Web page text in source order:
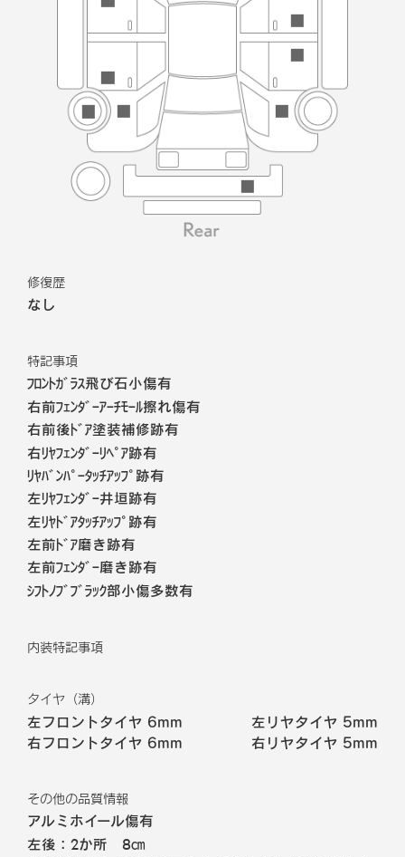
修復歴
なし
特記事項
ﾌﾛﾝﾄｶﾞﾗｽ飛び石小傷有
右前ﾌｪﾝﾀﾞｰｱｰﾁﾓｰﾙ擦れ傷有
右前後ﾄﾞｱ塗装補修跡有
右ﾘﾔﾌｪﾝﾀﾞｰﾘﾍﾟｱ跡有
ﾘﾔﾊﾞﾝﾊﾟｰﾀｯﾁｱｯﾌﾟ跡有
左ﾘﾔﾌｪﾝﾀﾞｰ井垣跡有
左ﾘﾔﾄﾞｱﾀｯﾁｱｯﾌﾟ跡有
左前ﾄﾞｱ磨き跡有
左前ﾌｪﾝﾀﾞｰ磨き跡有
ｼﾌﾄﾉﾌﾞﾌﾞﾗｯｸ部小傷多数有
内装特記事項
タイヤ（溝）
左フロントタイヤ 6mm 左リヤタイヤ 5mm
右フロントタイヤ 6mm 右リヤタイヤ 5mm
その他の品質情報
アルミホイール傷有
左後：2か所 8㎝